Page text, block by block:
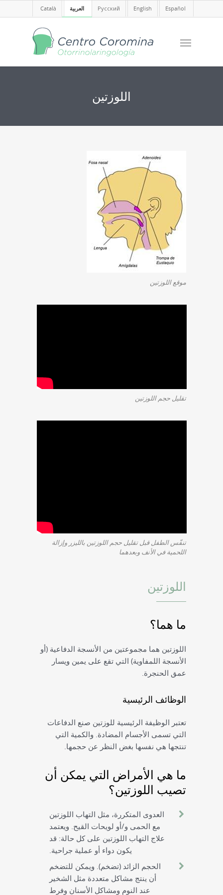
Español
English
Русский العربية Català
اللوزتين
موقع اللوزتين
تقليل حجم اللوزتين
تنفّس الطفل قبل تقليل حجم اللوزتين بالليزر وإزالة
اللحمية في الأنف وبعدهما
اللوزتين
ما هما؟
اللوزتين هما مجموعتين من الأنسجة الدفاعية (أو
الأنسجة اللمفاوية) التي تقع على يمين ويسار
عمق الحنجرة.
الوظائف الرئيسية
تعتبر الوظيفة الرئيسية للوزتين صنع الدفاعات
التي تسمى الأجسام المضادة. والكمية التي
تنتجها هي نفسها بغض النظر عن حجمها.
ما هي الأمراض التي يمكن أن
تصيب اللوزتين؟
العدوى المتكررة، مثل التهاب اللوزتين
مع الحمى و/أو لويحات القيح. ويعتمد
علاج التهاب اللوزتين على كل حالة: قد
يكون دواء أو عملية جراحية.
الحجم الزائد (تضخم). ويمكن للتضخم
أن ينتج مشاكل متعددة مثل الشخير
عند النوم ومشاكل الأسنان وفرط